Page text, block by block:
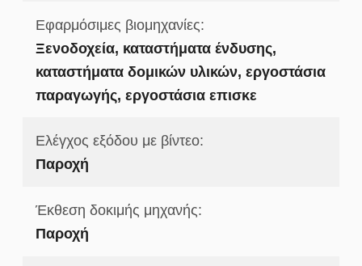
Εφαρμόσιμες βιομηχανίες:
Ξενοδοχεία, καταστήματα ένδυσης,
καταστήματα δομικών υλικών, εργοστάσια
παραγωγής, εργοστάσια επισκε
Ελέγχος εξόδου με βίντεο:
Παροχή
Έκθεση δοκιμής μηχανής:
Παροχή